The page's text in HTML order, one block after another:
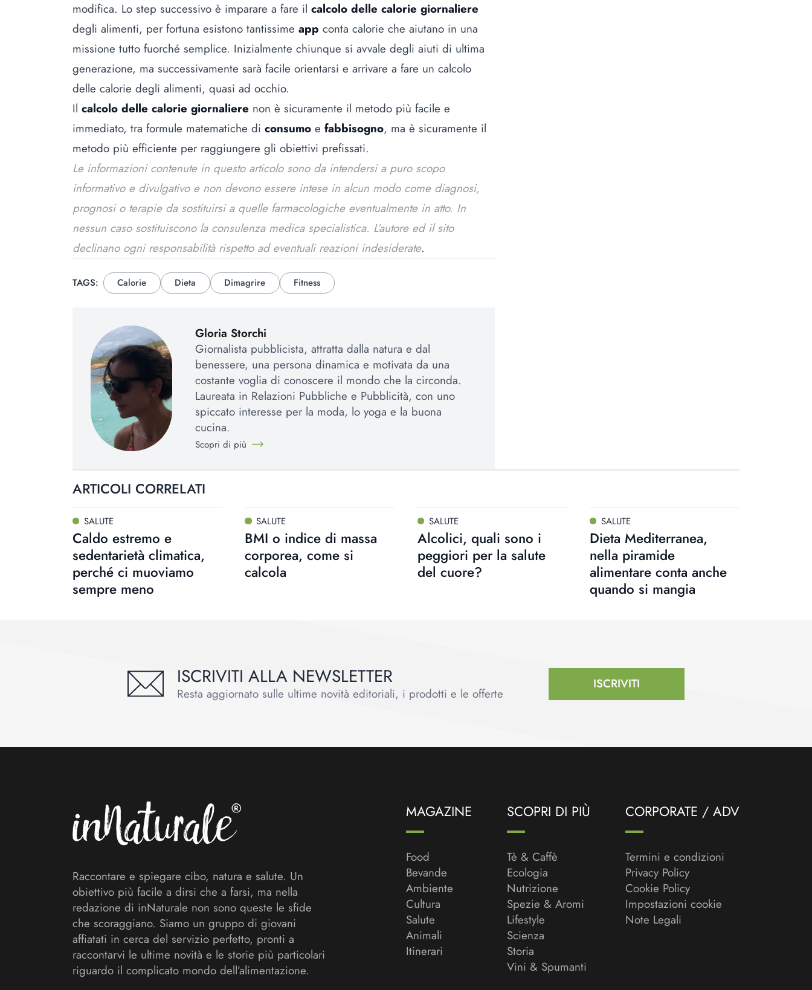
modifica. Lo step successivo è imparare a fare il calcolo delle calorie giornaliere
degli alimenti, per fortuna esistono tantissime app conta calorie che aiutano in una
missione tutto fuorché semplice. Inizialmente chiunque si avvale degli aiuti di ultima
generazione, ma successivamente sarà facile orientarsi e arrivare a fare un calcolo
delle calorie degli alimenti, quasi ad occhio.
Il calcolo delle calorie giornaliere non è sicuramente il metodo più facile e
immediato, tra formule matematiche di consumo e fabbisogno, ma è sicuramente il
metodo più efficiente per raggiungere gli obiettivi prefissati.
Le informazioni contenute in questo articolo sono da intendersi a puro scopo
informativo e divulgativo e non devono essere intese in alcun modo come diagnosi,
prognosi o terapie da sostituirsi a quelle farmacologiche eventualmente in atto. In
nessun caso sostituiscono la consulenza medica specialistica. L’autore ed il sito
declinano ogni responsabilità rispetto ad eventuali reazioni indesiderate.
TAGS: Calorie Dieta Dimagrire Fitness
Gloria Storchi
Giornalista pubblicista, attratta dalla natura e dal
benessere, una persona dinamica e motivata da una
costante voglia di conoscere il mondo che la circonda.
Laureata in Relazioni Pubbliche e Pubblicità, con uno
spiccato interesse per la moda, lo yoga e la buona
cucina.
Scopri di più
ARTICOLI CORRELATI
SALUTE
Caldo estremo e
sedentarietà climatica,
perché ci muoviamo
sempre meno
SALUTE
BMI o indice di massa
corporea, come si
calcola
SALUTE
Alcolici, quali sono i
peggiori per la salute
del cuore?
SALUTE
Dieta Mediterranea,
nella piramide
alimentare conta anche
quando si mangia
ISCRIVITI ALLA NEWSLETTER
Resta aggiornato sulle ultime novità editoriali, i prodotti e le offerte
ISCRIVITI
Raccontare e spiegare cibo, natura e salute. Un
obiettivo più facile a dirsi che a farsi, ma nella
redazione di inNaturale non sono queste le sfide
che scoraggiano. Siamo un gruppo di giovani
affiatati in cerca del servizio perfetto, pronti a
raccontarvi le ultime novità e le storie più particolari
riguardo il complicato mondo dell’alimentazione.
MAGAZINE
Food
Bevande
Ambiente
Cultura
Salute
Animali
Itinerari
SCOPRI DI PIÙ
Tè & Caffè
Ecologia
Nutrizione
Spezie & Aromi
Lifestyle
Scienza
Storia
Vini & Spumanti
CORPORATE / ADV
Termini e condizioni
Privacy Policy
Cookie Policy
Impostazioni cookie
Note Legali